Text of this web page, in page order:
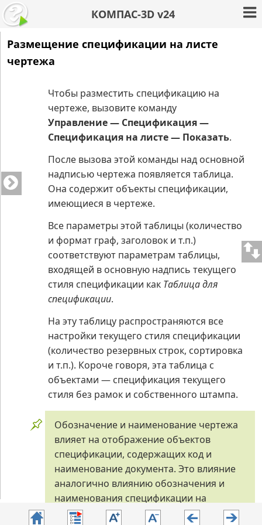
КОМПАС-3D v24
Размещение спецификации на листе
чертежа
Чтобы разместить спецификацию на
чертеже, вызовите команду
Управление — Спецификация —
Спецификация на листе — Показать.
После вызова этой команды над основной
надписью чертежа появляется таблица.
Она содержит объекты спецификации,
имеющиеся в чертеже.
Все параметры этой таблицы (количество
и формат граф, заголовок и т.п.)
соответствуют параметрам таблицы,
входящей в основную надпись текущего
стиля спецификации как Таблица для
спецификации.
На эту таблицу распространяются все
настройки текущего стиля спецификации
(количество резервных строк, сортировка
и т.п.). Короче говоря, эта таблица с
объектами — спецификация текущего
стиля без рамок и собственного штампа.
Обозначение и наименование чертежа
влияет на отображение объектов
спецификации, содержащих код и
наименование документа. Это влияние
аналогично влиянию обозначения и
наименования спецификации на
объекты в ней (см. раздел
Отображение